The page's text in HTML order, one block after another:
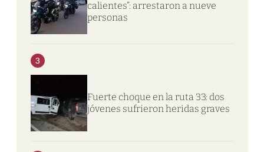
calientes”: arrestaron a nueve
personas
3
Fuerte choque en la ruta 33: dos
jóvenes sufrieron heridas graves